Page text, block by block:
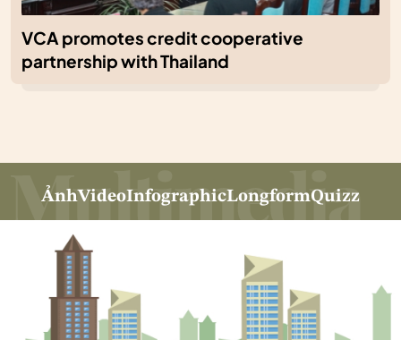
VCA promotes credit cooperative
partnership with Thailand
ẢnhVideoInfographicLongformQuizz